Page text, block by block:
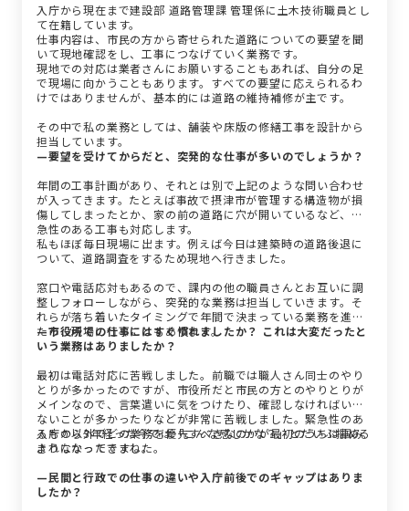
入庁から現在まで建設部 道路管理課 管理係に土木技術職員とし
て在籍しています。
仕事内容は、市民の方から寄せられた道路についての要望を聞
いて現地確認をし、工事につなげていく業務です。
現地での対応は業者さんにお願いすることもあれば、自分の足
で現場に向かうこともあります。すべての要望に応えられるわ
けではありませんが、基本的には道路の維持補修が主です。
その中で私の業務としては、舗装や床版の修繕工事を設計から
担当しています。
—要望を受けてからだと、突発的な仕事が多いのでしょうか？
年間の工事計画があり、それとは別で上記のような問い合わせ
が入ってきます。たとえば事故で摂津市が管理する構造物が損
傷してしまったとか、家の前の道路に穴が開いているなど、緊
急性のある工事も対応します。
私もほぼ毎日現場に出ます。例えば今日は建築時の道路後退に
ついて、道路調査をするため現地へ行きました。
窓口や電話応対もあるので、課内の他の職員さんとお互いに調
整しフォローしながら、突発的な業務は担当していきます。そ
れらが落ち着いたタイミングで年間で決まっている業務を進め
たり、現場に行くこともあります。
—市役所での仕事にはすぐ慣れましたか？ これは大変だったと
いう業務はありましたか？
最初は電話対応に苦戦しました。前職では職人さん同士のやり
とりが多かったのですが、市役所だと市民の方とのやりとりが
メインなので、言葉遣いに気をつけたり、確認しなければいけ
ないことが多かったりなどが非常に苦戦しました。緊急性のあ
るもの以外でどの業務を優先すべきなのかが最初のうちは掴み
きれなかったですね。
入庁から3年経った今では「こんな感じかな？」とだいぶ掴める
ようになってきました。
—民間と行政での仕事の違いや入庁前後でのギャップはありま
したか？